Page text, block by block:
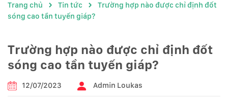
Trang chủ Tin tức
Trường hợp nào được chỉ định đốt
sóng cao tần tuyến giáp?
Trường hợp nào được chỉ định đốt
sóng cao tần tuyến giáp?
12/07/2023 Admin Loukas